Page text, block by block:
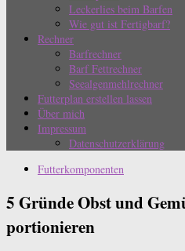
Leckerlies beim Barfen
Wie gut ist Fertigbarf?
Rechner
Barfrechner
Barf Fettrechner
Seealgenmehlrechner
Futterplan erstellen lassen
Über mich
Impressum
Datenschutzerklärung
Futterkomponenten
5 Gründe Obst und
portionieren